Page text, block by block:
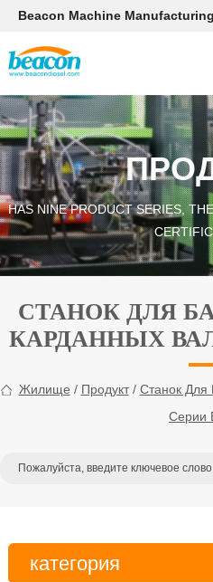
Beacon Machine
HAS NINE PRODUCT SERIES,
СТАНОК ДЛЯ
КАРДАННЫХ
Жилище / Продукт/ Станок Для
Серии
категория